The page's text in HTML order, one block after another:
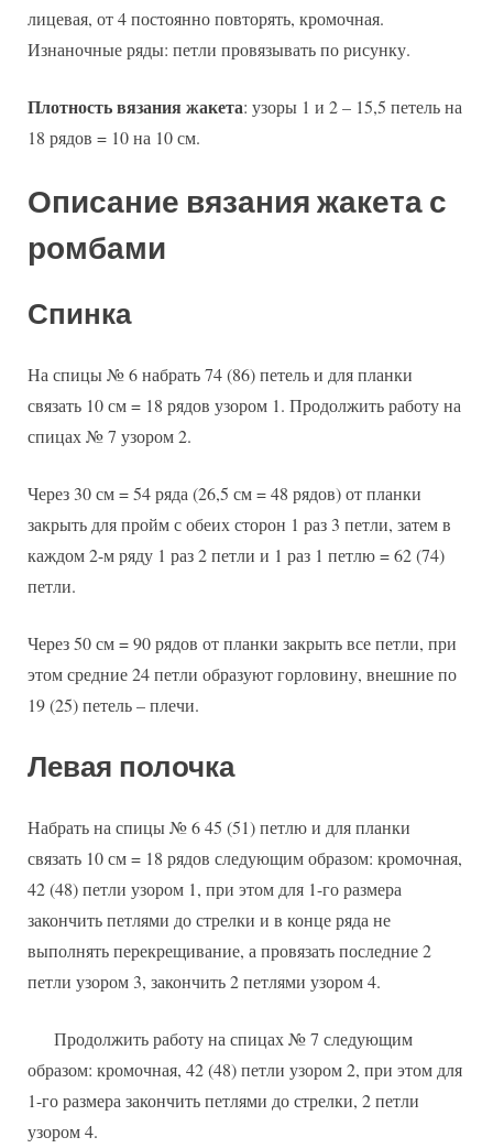
лицевая, от 4 постоянно повторять, кромочная.
Изнаночные ряды: петли провязывать по рисунку.
Плотность вязания жакета: узоры 1 и 2 – 15,5 петель на
18 рядов = 10 на 10 см.
Описание вязания жакета с
ромбами
Спинка
На спицы № 6 набрать 74 (86) петель и для планки
связать 10 см = 18 рядов узором 1. Продолжить работу на
спицах № 7 узором 2.
Через 30 см = 54 ряда (26,5 см = 48 рядов) от планки
закрыть для пройм с обеих сторон 1 раз 3 петли, затем в
каждом 2-м ряду 1 раз 2 петли и 1 раз 1 петлю = 62 (74)
петли.
Через 50 см = 90 рядов от планки закрыть все петли, при
этом средние 24 петли образуют горловину, внешние по
19 (25) петель – плечи.
Левая полочка
Набрать на спицы № 6 45 (51) петлю и для планки
связать 10 см = 18 рядов следующим образом: кромочная,
42 (48) петли узором 1, при этом для 1-го размера
закончить петлями до стрелки и в конце ряда не
выполнять перекрещивание, а провязать последние 2
петли узором 3, закончить 2 петлями узором 4.
Продолжить работу на спицах № 7 следующим
образом: кромочная, 42 (48) петли узором 2, при этом для
1-го размера закончить петлями до стрелки, 2 петли
узором 4.